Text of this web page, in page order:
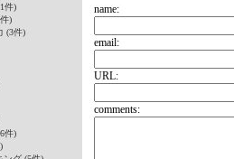
件)
)
(3件)
件)
name:
email:
URL:
comments: